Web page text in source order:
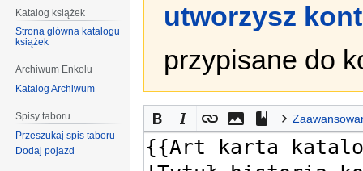
utworzysz
przypisane do
Katalog książek
Strona główna katalogu
książek
Archiwum Enkolu
Katalog Archiwum
Spisy taboru
Przeszukaj spis taboru
Dodaj pojazd